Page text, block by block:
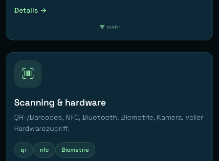
Details →
▼ mehr
Scanning & hardware
QR-/Barcodes, NFC, Bluetooth, Biometrie, Kamera. Voller
Hardwarezugriff.
qr nfc Biometrie